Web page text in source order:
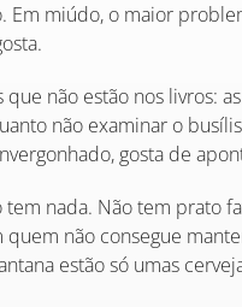
Em miúdo, o maior
que não estão nos livros:
não examinar o
gosta de
tem nada. Não tem prato
não consegue
estão só umas